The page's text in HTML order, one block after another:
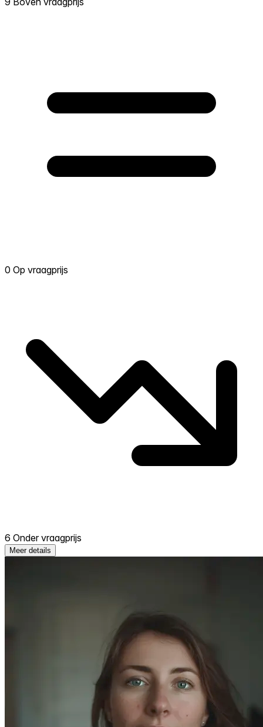
0 Op vraagprijs
6 Onder vraagprijs
Meer details